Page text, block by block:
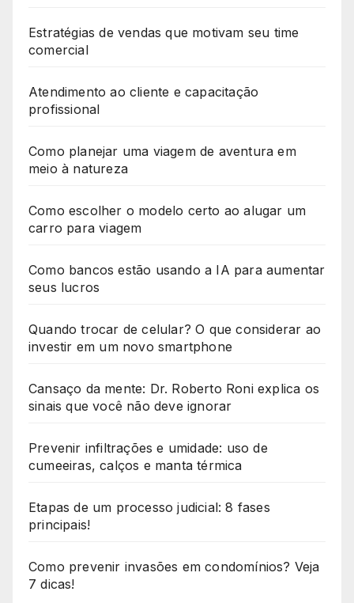
Estratégias de vendas que motivam seu time
comercial
Atendimento ao cliente e capacitação
profissional
Como planejar uma viagem de aventura em
meio à natureza
Como escolher o modelo certo ao alugar um
carro para viagem
Como bancos estão usando a IA para aumentar
seus lucros
Quando trocar de celular? O que considerar ao
investir em um novo smartphone
Cansaço da mente: Dr. Roberto Roni explica os
sinais que você não deve ignorar
Prevenir infiltrações e umidade: uso de
cumeeiras, calços e manta térmica
Etapas de um processo judicial: 8 fases
principais!
Como prevenir invasões em condomínios? Veja
7 dicas!